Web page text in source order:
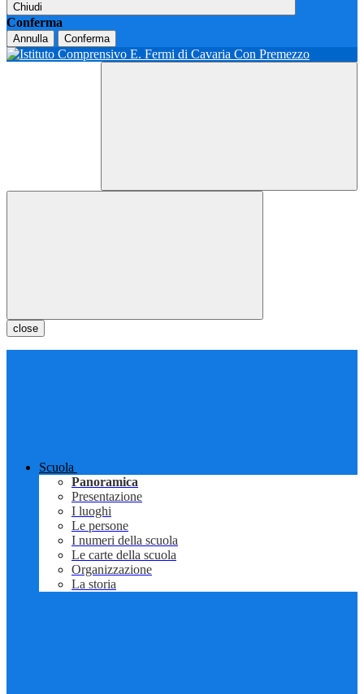
Chiudi
Conferma
Annulla Conferma
close
Scuola
Panoramica
Presentazione
I luoghi
Le persone
I numeri della scuola
Le carte della scuola
Organizzazione
La storia